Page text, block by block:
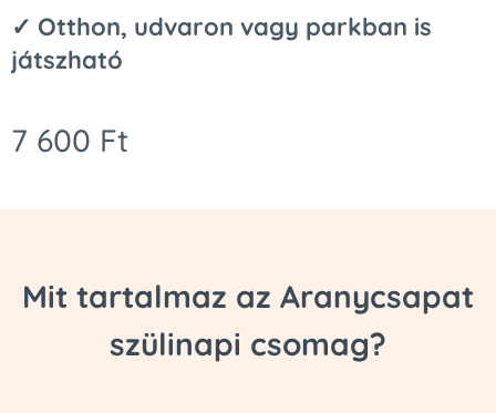
✓ Otthon, udvaron vagy parkban is
játszható
7 600 Ft
Mit tartalmaz az Aranycsapat
szülinapi csomag?